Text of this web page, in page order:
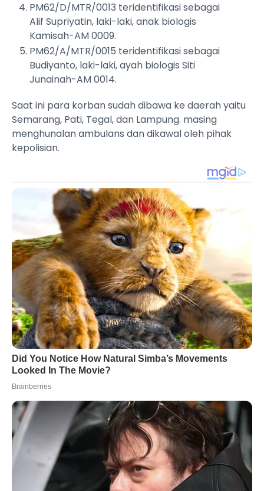
PM62/D/MTR/0013 teridentifikasi sebagai
Alif Supriyatin, laki-laki, anak biologis
Kamisah-AM 0009.
PM62/A/MTR/0015 teridentifikasi sebagai
Budiyanto, laki-laki, ayah biologis Siti
Junainah-AM 0014.
Saat ini para korban sudah dibawa ke daerah yaitu
Semarang, Pati, Tegal, dan Lampung. masing
menghunalan ambulans dan dikawal oleh pihak
kepolisian.